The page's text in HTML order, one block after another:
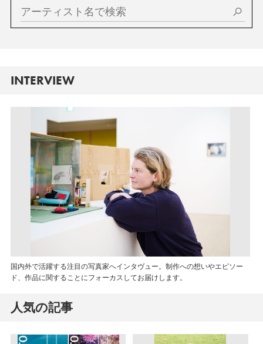
INTERVIEW
国内外で活躍する注目の写真家へインタヴュー。制作への想いやエピソー
ド、作品に関することにフォーカスしてお届けします。
人気の記事